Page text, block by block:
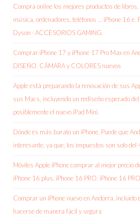
Compra online los mejores productos de libros,
música, ordenadores, teléfonos … iPhone 16 e.
Dyson · ACCESORIOS GAMING.
Comprar iPhone 17 y iPhone 17 Pro Max en
DISEÑO, CÁMARA y COLORES nuevos
Apple está preparando la renovación de sus
sus Macs, incluyendo un rediseño esperado
posiblemente el nuevo iPad Mini.
Dónde es más barato un iPhone. Puede que
interesante, ya que, los impuestos son solo del
Móviles Apple iPhone comprar al mejor precio
iPhone 16 plus, iPhone 16 PRO, iPhone 16
Comprar un iPhone nuevo en Andorra, incluido
hacerse de manera fácil y segura